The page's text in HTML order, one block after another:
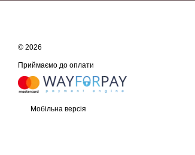
© 2026
Приймаємо до оплати
Мобільна версія